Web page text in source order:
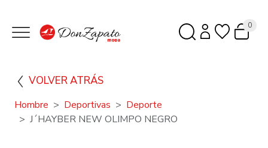
0
VOLVER ATRÁS
Hombre Deportivas
Deporte
J´HAYBER NEW OLIMPO NEGRO